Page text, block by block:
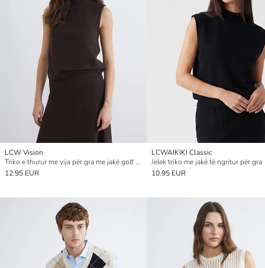
LCW Vision
Triko e thurur me vija për gra me jakë golf të ulët
12.95 EUR
LCWAIKIKI Classic
Jelek triko me jakë të ngritur për gra
10.95 EUR